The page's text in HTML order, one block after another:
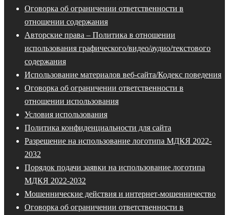
Оговорка об ограничении ответственности в
отношении содержания
Авторские права – Политика в отношении
использования графического/видео/аудио/текстового
содержания
Использование материалов веб-сайта/Кодекс поведения
Оговорка об ограничении ответственности в
отношении использования
Условия использования
Политика конфиденциальности для сайта
Разрешение на использование логотипа МДКЯ 2022-
2032
Порядок подачи заявки на использование логотипа
МДКЯ 2022-2032
Мошеннические действия и интернет-мошенничество
Оговорка об ограничении ответственности в